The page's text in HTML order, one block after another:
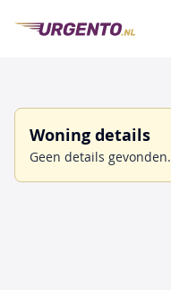
Woning details
Geen details gevonden.